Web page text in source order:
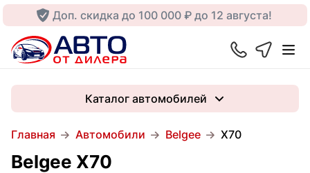
Доп. скидка до 100 000 ₽ до 12 августа!
Главная Автомобили Belgee X70
Каталог автомобилей
Belgee X70